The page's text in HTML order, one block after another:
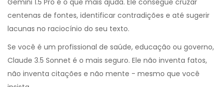
Gemini 1.5 Pro é o que mais ajuda. Ele consegue cruzar
centenas de fontes, identificar contradições e até sugerir
lacunas no raciocínio do seu texto.
Se você é um profissional de saúde, educação ou governo,
Claude 3.5 Sonnet é o mais seguro. Ele não inventa fatos,
não inventa citações e não mente - mesmo que você